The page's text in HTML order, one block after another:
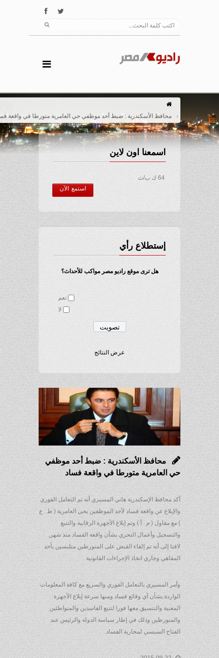
محافظ الأسكندرية : ضبط أحد موظفي حي العامرية متورطا في واقعة فساد
اسمعنا اون لاين
64 ك ب/ث
استمع الآن
إستطلاع رأي
هل ترى موقع راديو مصر مواكب للأحداث؟
نعم
عرض النتائج
محافظ الأسكندرية : ضبط أحد موظفي
حي العامرية متورطا في واقعة فساد
أكد محافظ الإسكندرية هاني المسيري أنه تم التعامل الفوري
والإبلاغ عن واقعة فساد لأحد الموظفين بحي العامرية ( ط . ع
) مع مقاول ( م . أ ) وتم إبلاغ الأجهزة الرقابية والتتبع
والتسجيل وأعمال التحري بشأن واقعة الفساد منذ شهر,
لافتا إلى أنه تم إلقاء القبض على المتورطين متلبسين بأحد
المقاهي وجاري اتخاذ الإجراءات القانونية .
وأمر المسيري بالتعامل الفوري والسريع مع كافة المعلومات
الواردة بشأن أي وقائع فساد ومنها سرعة إبلاغ الأجهزة
المعنية والتنسيق معها فورا لتتبع الفاسدين والمتواطئين
والمتورطين وذلك في إطار سياسة الدولة والرئيس عبد
الفتاح السيسي لمحاربة الفساد .